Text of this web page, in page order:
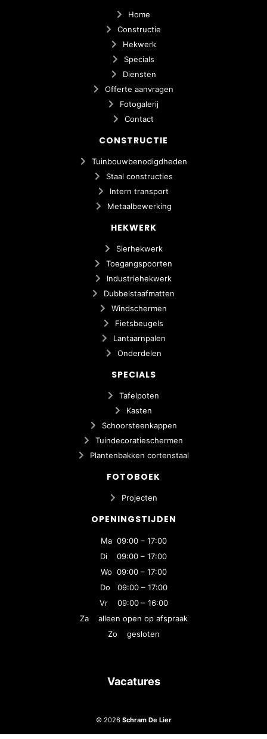
Home
Constructie
Hekwerk
Specials
Diensten
Offerte aanvragen
Fotogalerij
Contact
CONSTRUCTIE
Tuinbouwbenodigdheden
Staal constructies
Intern transport
Metaalbewerking
HEKWERK
Sierhekwerk
Toegangspoorten
Industriehekwerk
Dubbelstaafmatten
Windschermen
Fietsbeugels
Lantaarnpalen
Onderdelen
SPECIALS
Tafelpoten
Kasten
Schoorsteenkappen
Tuindecoratieschermen
Plantenbakken cortenstaal
FOTOBOEK
Projecten
OPENINGSTIJDEN
Ma 09:00 – 17:00
Di 09:00 – 17:00
Wo 09:00 – 17:00
Do 09:00 – 17:00
Vr 09:00 – 16:00
Za alleen open op afspraak
Zo gesloten
Vacatures
© 2026 Schram De Lier